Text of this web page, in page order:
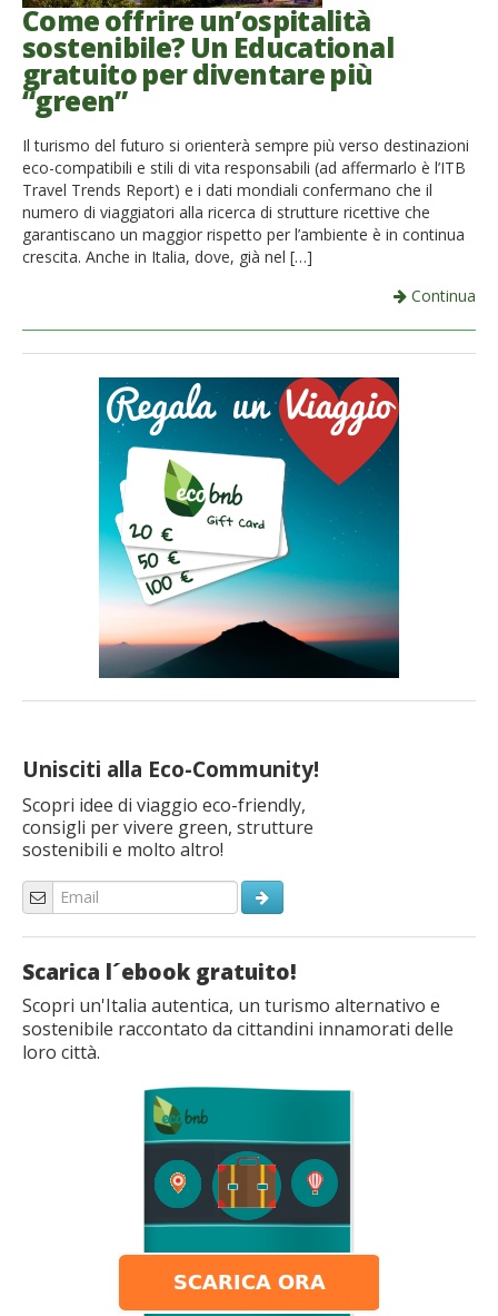
Come offrire un’ospitalità
sostenibile? Un Educational
gratuito per diventare più
“green”
Il turismo del futuro si orienterà sempre più verso destinazioni
eco-compatibili e stili di vita responsabili (ad affermarlo è l’ITB
Travel Trends Report) e i dati mondiali confermano che il
numero di viaggiatori alla ricerca di strutture ricettive che
garantiscano un maggior rispetto per l’ambiente è in continua
crescita. Anche in Italia, dove, già nel […]
Continua
Unisciti alla Eco-Community!
Scopri idee di viaggio eco-friendly,
consigli per vivere green, strutture
sostenibili e molto altro!
Scarica l´ebook gratuito!
Scopri un'Italia autentica, un turismo alternativo e
sostenibile raccontato da cittandini innamorati delle
loro città.